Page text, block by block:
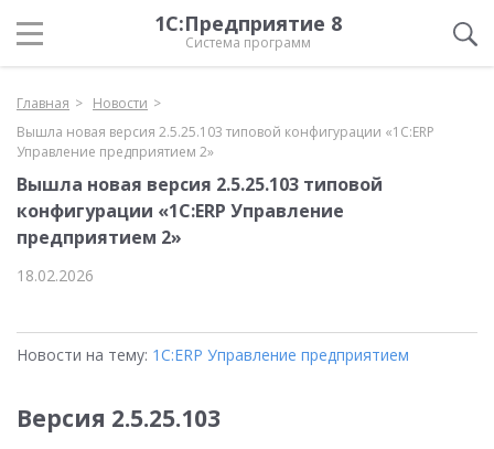
1С:Предприятие 8
Система программ
Главная
Новости
Вышла новая версия 2.5.25.103 типовой конфигурации «1С:ERP
Управление предприятием 2»
Вышла новая версия 2.5.25.103 типовой
конфигурации «1С:ERP Управление
предприятием 2»
18.02.2026
Новости на тему: 1С:ERP Управление предприятием
Версия 2.5.25.103